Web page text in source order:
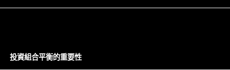
投資組合平衡的重要性